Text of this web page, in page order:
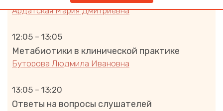
Ардатская Мария Дмитриевна
12:05 – 13:05
Метабиотики в клинической практике
Буторова Людмила Ивановна
13:05 – 13:20
Ответы на вопросы слушателей